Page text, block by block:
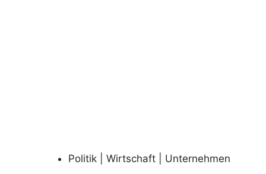
Politik | Wirtschaft | Unternehmen